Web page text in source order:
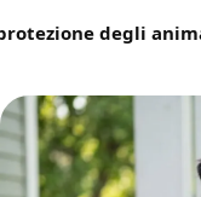
degli